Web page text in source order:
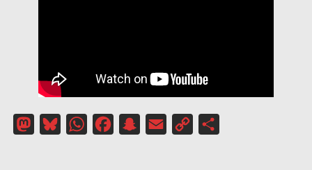
MastodonBlueskyWhatsAppFacebookSnapchat
Email
Copy